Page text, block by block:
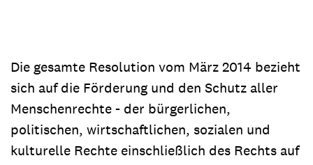
Die gesamte Resolution vom März 2014 bezieht
sich auf die Förderung und den Schutz aller
Menschenrechte - der bürgerlichen,
politischen, wirtschaftlichen, sozialen und
kulturelle Rechte einschließlich des Rechts auf